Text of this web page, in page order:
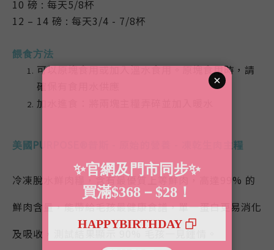
10 磅 : 每天5/8杯
12 – 14 磅 : 每天3/4 - 7/8杯
餵食方法
可以原塊食用或加入溫水食用。原塊食用時，請
確保有食用水供應
加水進食：將兩塊主糧弄碎並加入暖水
美國PURPOSE® 原始的營養 - 凍乾生肉主糧
冷凍脫水鮮肉糧，含有最優質上等鮮肉，高達99% 的
鮮肉含量，能帶給毛孩最健康食譜，單一蛋白更易消化
及吸收，測試結果顯示 90% 毛孩一見鍾情。